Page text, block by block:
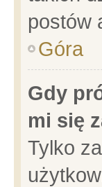
postów
Góra
Gdy
mi się
Tylko